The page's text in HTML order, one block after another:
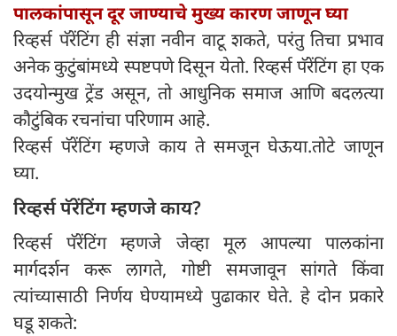
पालकांपासून दूर जाण्याचे मुख्य कारण जाणून घ्या
रिव्हर्स पॅरेंटिंग ही संज्ञा नवीन वाटू शकते, परंतु तिचा प्रभाव
अनेक कुटुंबांमध्ये स्पष्टपणे दिसून येतो. रिव्हर्स पॅरेंटिंग हा एक
उदयोन्मुख ट्रेंड असून, तो आधुनिक समाज आणि बदलत्या
कौटुंबिक रचनांचा परिणाम आहे.
रिव्हर्स पॅरेंटिंग म्हणजे काय ते समजून घेऊया.तोटे जाणून
घ्या.
रिव्हर्स पॅरेंटिंग म्हणजे काय?
रिव्हर्स पॅरेंटिंग म्हणजे जेव्हा मूल आपल्या पालकांना
मार्गदर्शन करू लागते, गोष्टी समजावून सांगते किंवा
त्यांच्यासाठी निर्णय घेण्यामध्ये पुढाकार घेते. हे दोन प्रकारे
घडू शकते: